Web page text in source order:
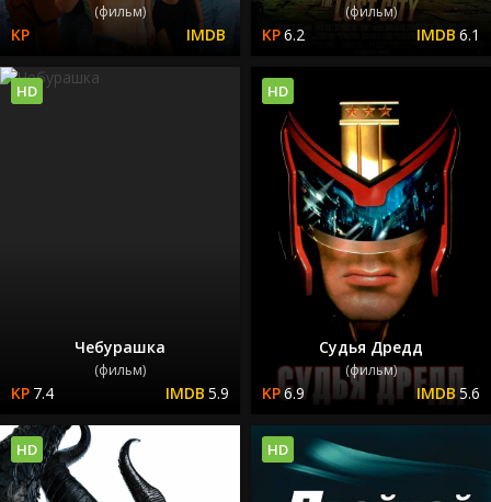
(фильм) (фильм)
6.2 6.1
Чебурашка
(фильм)
7.4 5.9
HD
Судья Дредд
(фильм)
6.9 5.6
HD
HD HD